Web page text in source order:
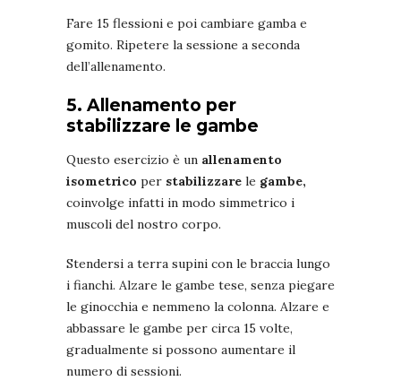
Fare 15 flessioni e poi cambiare gamba e
gomito. Ripetere la sessione a seconda
dell’allenamento.
5. Allenamento per
stabilizzare le gambe
Questo esercizio è un allenamento
isometrico per stabilizzare le gambe,
coinvolge infatti in modo simmetrico i
muscoli del nostro corpo.
Stendersi a terra supini con le braccia lungo
i fianchi. Alzare le gambe tese, senza piegare
le ginocchia e nemmeno la colonna. Alzare e
abbassare le gambe per circa 15 volte,
gradualmente si possono aumentare il
numero di sessioni.